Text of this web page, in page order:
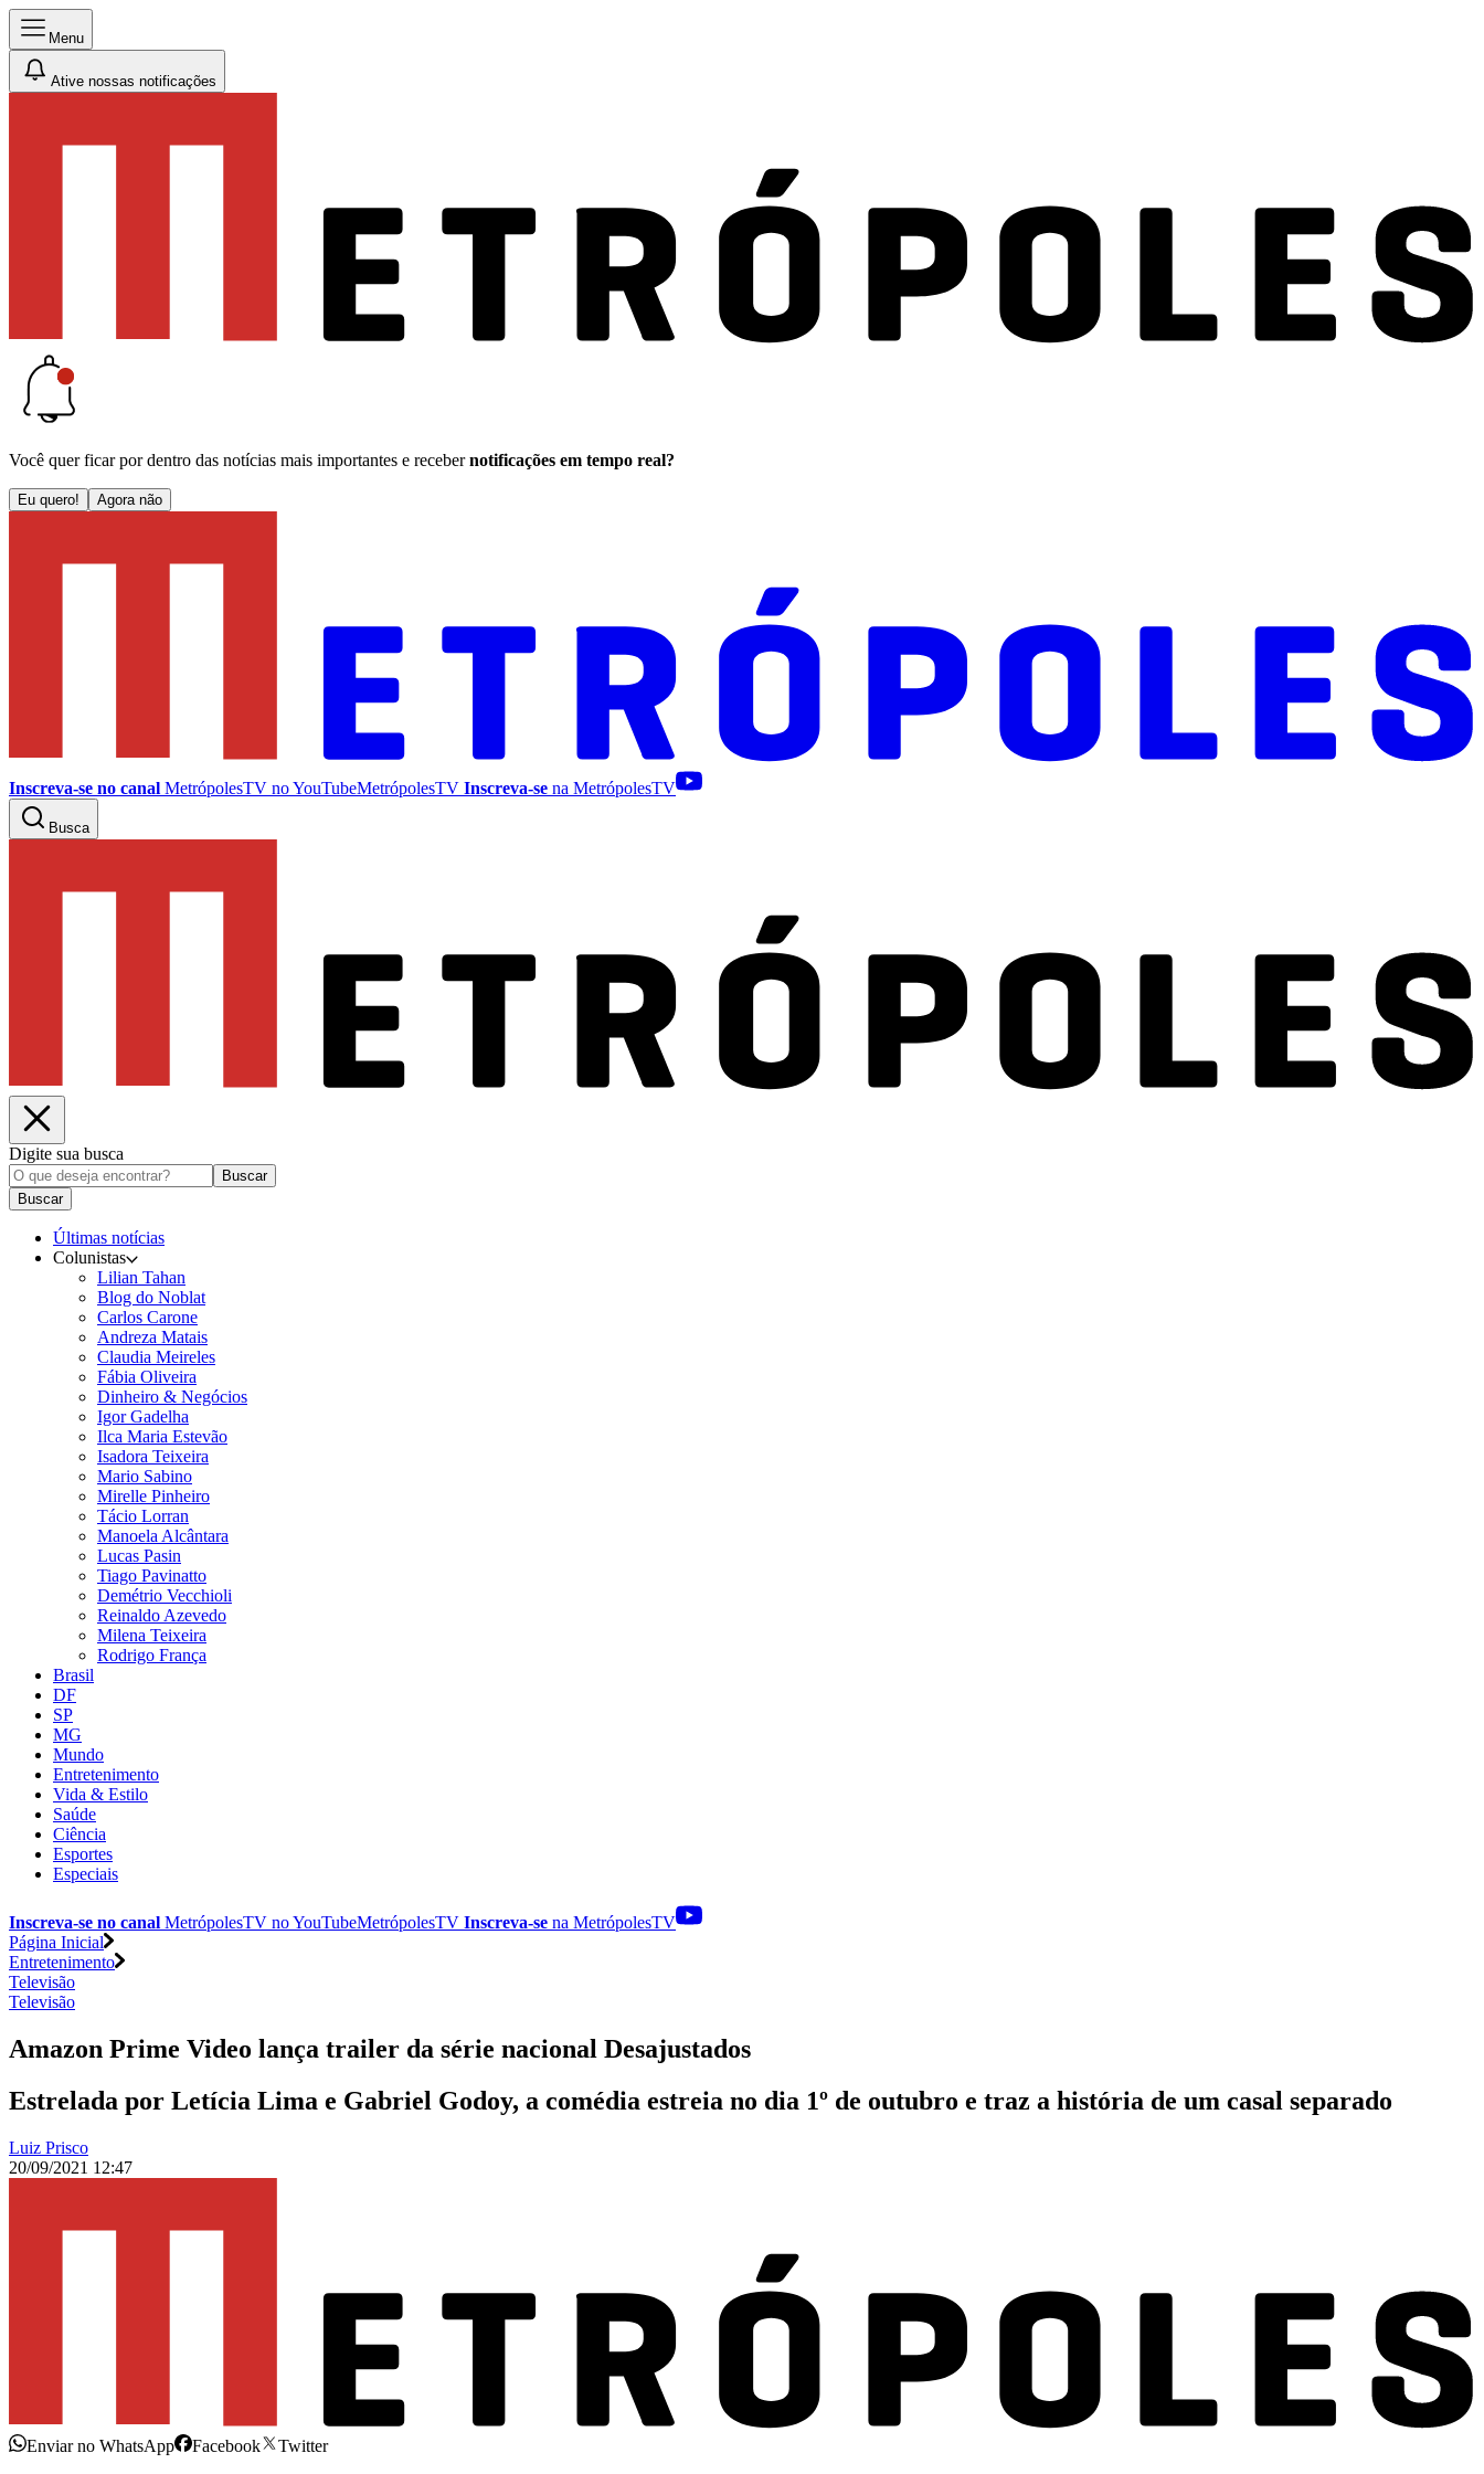
Menu
Ative nossas notificações
Você quer ficar por dentro das notícias mais importantes e receber notificações em tempo real?
Eu quero! Agora não
Inscreva-se no canal MetrópolesTV noYouTubeMetrópolesTV Inscreva-se na MetrópolesTV
Busca
Digite sua busca
Buscar
Buscar
Últimas notícias
Colunistas
Lilian Tahan
Blog do Noblat
Carlos Carone
Andreza Matais
Claudia Meireles
Fábia Oliveira
Dinheiro & Negócios
Igor Gadelha
Ilca Maria Estevão
Isadora Teixeira
Mario Sabino
Mirelle Pinheiro
Tácio Lorran
Manoela Alcântara
Lucas Pasin
Tiago Pavinatto
Demétrio Vecchioli
Reinaldo Azevedo
Milena Teixeira
Rodrigo França
Brasil
DF
SP
MG
Mundo
Entretenimento
Vida & Estilo
Saúde
Ciência
Esportes
Especiais
Inscreva-se no canal MetrópolesTV noYouTubeMetrópolesTV Inscreva-se na MetrópolesTV
Página Inicial
Entretenimento
Televisão
Televisão
Amazon Prime Video lança trailer da série nacional Desajustados
Estrelada por Letícia Lima e Gabriel Godoy, a comédia estreia no dia 1º de outubro e traz a história de um casal separado
Luiz Prisco
20/09/2021 12:47
Enviar no WhatsApp Facebook Twitter